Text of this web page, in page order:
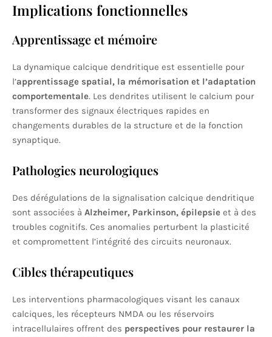
Implications fonctionnelles
Apprentissage et mémoire
La dynamique calcique dendritique est essentielle pour
l’apprentissage spatial, la mémorisation et l’adaptation
comportementale. Les dendrites utilisent le calcium pour
transformer des signaux électriques rapides en
changements durables de la structure et de la fonction
synaptique.
Pathologies neurologiques
Des dérégulations de la signalisation calcique dendritique
sont associées à Alzheimer, Parkinson, épilepsie et à des
troubles cognitifs. Ces anomalies perturbent la plasticité
et compromettent l’intégrité des circuits neuronaux.
Cibles thérapeutiques
Les interventions pharmacologiques visant les canaux
calciques, les récepteurs NMDA ou les réservoirs
intracellulaires offrent des perspectives pour restaurer la